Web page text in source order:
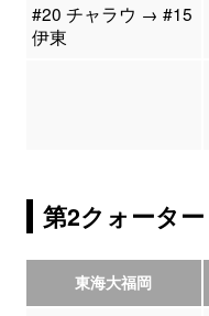
#20 チャラウ → #15
伊東
第2クォーター
東海大福岡